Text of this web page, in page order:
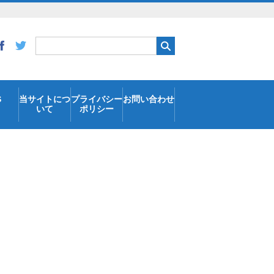
当サイトにつ
いて
プライバシー
ポリシー
お問い合わせ